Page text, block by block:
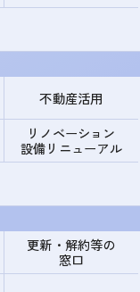
不動産活用
リノベーション
設備リニューアル
更新・解約等の
窓口